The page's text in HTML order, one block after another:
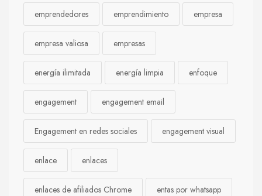
emprendedores emprendimiento empresa
empresa valiosa empresas
energía ilimitada energía limpia enfoque
engagement engagement email
Engagement en redes sociales engagement visual
enlace enlaces
enlaces de afiliados Chrome entas por whatsapp